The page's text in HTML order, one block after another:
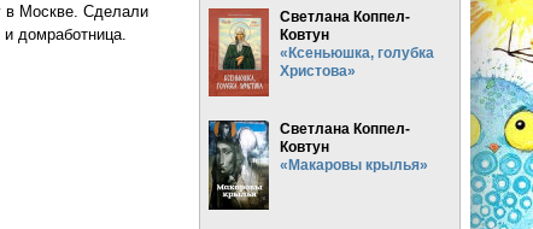
в Москве. Сделали
домработница.
Светлана Коппел-
Ковтун
«Ксеньюшка, голубка
Христова»
Светлана Коппел-
Ковтун
«Макаровы крылья»